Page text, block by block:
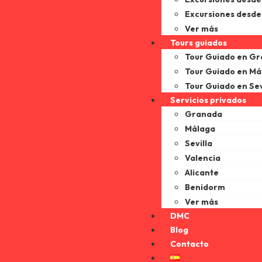
Excursiones
Ver más
Tours guiados
Tour Guiado en
Tour Guiado en
Tour Guiado en
Servicios privados
Granada
Málaga
Sevilla
Valencia
Alicante
Benidorm
Ver más
DMC
Blog
Contacto